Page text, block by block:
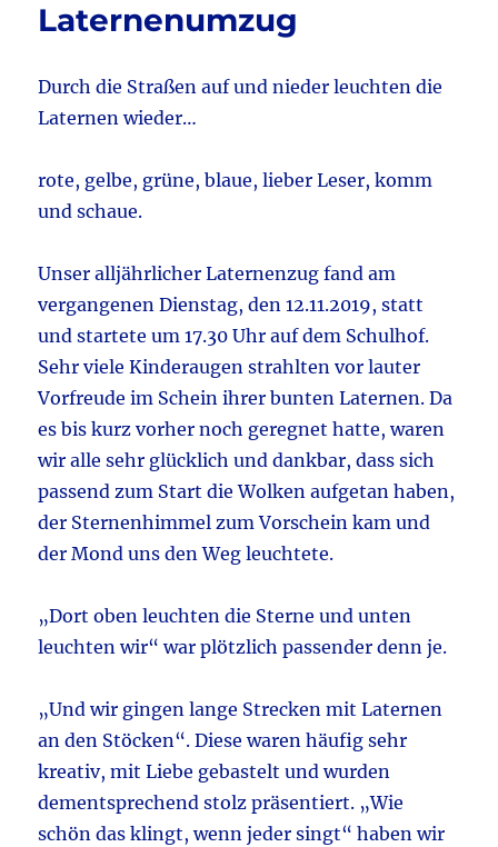
Laternenumzug
Durch die Straßen auf und nieder leuchten die
Laternen wieder…
rote, gelbe, grüne, blaue, lieber Leser, komm
und schaue.
Unser alljährlicher Laternenzug fand am
vergangenen Dienstag, den 12.11.2019, statt
und startete um 17.30 Uhr auf dem Schulhof.
Sehr viele Kinderaugen strahlten vor lauter
Vorfreude im Schein ihrer bunten Laternen. Da
es bis kurz vorher noch geregnet hatte, waren
wir alle sehr glücklich und dankbar, dass sich
passend zum Start die Wolken aufgetan haben,
der Sternenhimmel zum Vorschein kam und
der Mond uns den Weg leuchtete.
„Dort oben leuchten die Sterne und unten
leuchten wir“ war plötzlich passender denn je.
„Und wir gingen lange Strecken mit Laternen
an den Stöcken“. Diese waren häufig sehr
kreativ, mit Liebe gebastelt und wurden
dementsprechend stolz präsentiert. „Wie
schön das klingt, wenn jeder singt“ haben wir